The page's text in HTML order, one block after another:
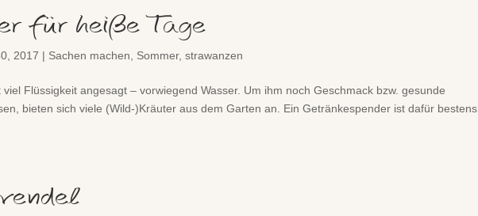
für heiße Tage
2017 | Sachen machen Sommer,strawanzen
Flüssigkeit angesagt – vorwiegend Wasser. Um ihm noch Geschmack bzw. gesunde
bieten sich viele (Wild-)Kräuter aus dem Garten an. Ein Getränkespender ist dafür bestens